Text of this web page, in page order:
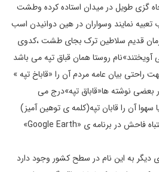
گزی طویل در میدان استاده کرده وطشت
تعبیه نمایند وسواران در هین دوانیدن اسب
قدیم سلاطین ترک بجای طشت ،کدوی
روستا همان قباق تپه می باشد
بیان عامه مردم آن را «قاباخ تپه »
بعضی نوشته ها«قاباق تپه»درج می
آن را قابان تپه(کلمه ی توهین آمیز)
نوشته یا تلفظ می کنند. این اشتباه فاحش در برنامه ی «Google Earth»
دیگر به این نام در سطح کشور وجود دارد